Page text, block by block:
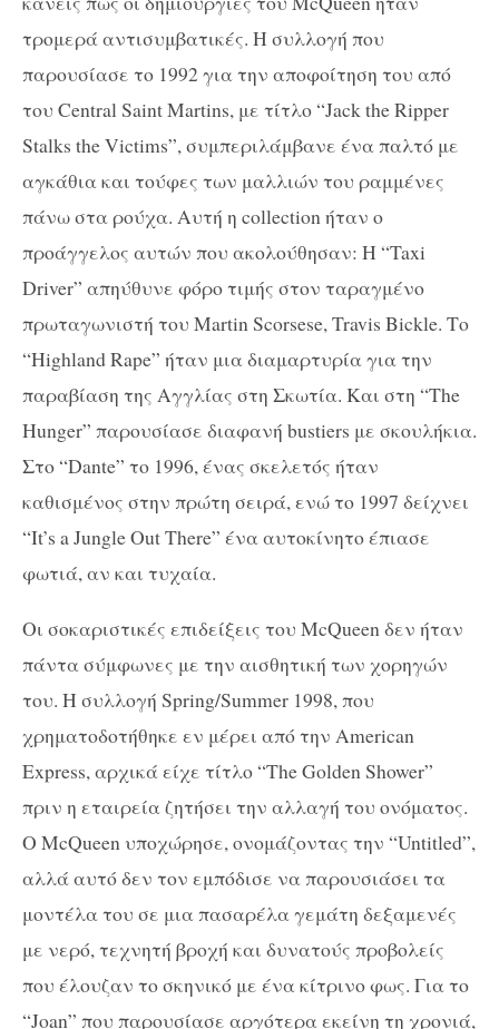
τρομερά αντισυμβατικές. Η συλλογή που
παρουσίασε το 1992 για την αποφοίτηση του από
του Central Saint Martins, με τίτλο “Jack the Ripper
Stalks the Victims”, συμπεριλάμβανε ένα παλτό με
αγκάθια και τούφες των μαλλιών του ραμμένες
πάνω στα ρούχα. Αυτή η collection ήταν ο
προάγγελος αυτών που ακολούθησαν: Η “Taxi
Driver” απηύθυνε φόρο τιμής στον ταραγμένο
πρωταγωνιστή του Martin Scorsese, Travis Bickle. Το
“Highland Rape” ήταν μια διαμαρτυρία για την
παραβίαση της Αγγλίας στη Σκωτία. Και στη “The
Hunger” παρουσίασε διαφανή bustiers με σκουλήκια.
Στο “Dante” το 1996, ένας σκελετός ήταν
καθισμένος στην πρώτη σειρά, ενώ το 1997 δείχνει
“It’s a Jungle Out There” ένα αυτοκίνητο έπιασε
φωτιά, αν και τυχαία.
Οι σοκαριστικές επιδείξεις του McQueen δεν ήταν
πάντα σύμφωνες με την αισθητική των χορηγών
του. Η συλλογή Spring/Summer 1998, που
χρηματοδοτήθηκε εν μέρει από την American
Express, αρχικά είχε τίτλο “The Golden Shower”
πριν η εταιρεία ζητήσει την αλλαγή του ονόματος.
Ο McQueen υποχώρησε, ονομάζοντας την “Untitled”,
αλλά αυτό δεν τον εμπόδισε να παρουσιάσει τα
μοντέλα του σε μια πασαρέλα γεμάτη δεξαμενές
με νερό, τεχνητή βροχή και δυνατούς προβολείς
που έλουζαν το σκηνικό με ένα κίτρινο φως. Για το
“Joan” που παρουσίασε αργότερα εκείνη τη χρονιά,